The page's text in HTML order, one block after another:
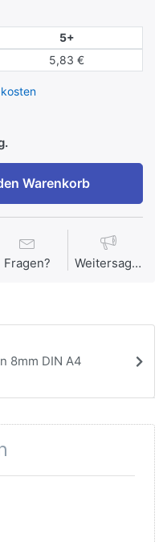
5+
5,83 €
Warenkorb
Fragen? Weitersagen
8mm DIN A4